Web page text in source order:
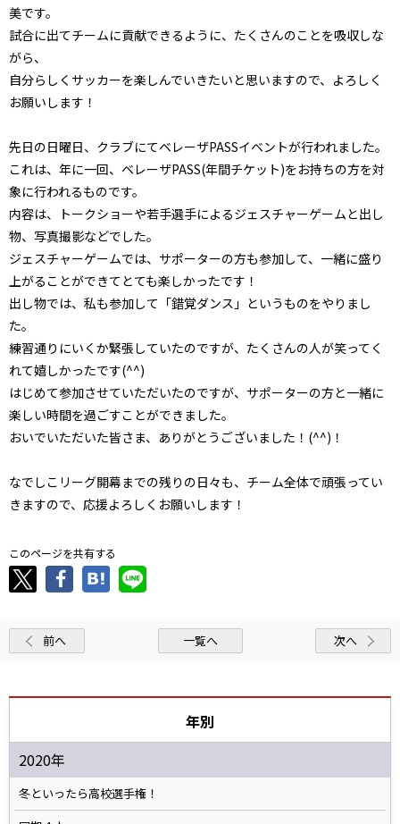
美です。
試合に出てチームに貢献できるように、たくさんのことを吸収しな
がら、
自分らしくサッカーを楽しんでいきたいと思いますので、よろしく
お願いします！
先日の日曜日、クラブにてベレーザPASSイベントが行われました。
これは、年に一回、ベレーザPASS(年間チケット)をお持ちの方を対
象に行われるものです。
内容は、トークショーや若手選手によるジェスチャーゲームと出し
物、写真撮影などでした。
ジェスチャーゲームでは、サポーターの方も参加して、一緒に盛り
上がることができてとても楽しかったです！
出し物では、私も参加して「錯覚ダンス」というものをやりまし
た。
練習通りにいくか緊張していたのですが、たくさんの人が笑ってく
れて嬉しかったです(^^)
はじめて参加させていただいたのですが、サポーターの方と一緒に
楽しい時間を過ごすことができました。
おいでいただいた皆さま、ありがとうございました！(^^)！
なでしこリーグ開幕までの残りの日々も、チーム全体で頑張ってい
きますので、応援よろしくお願いします！
このページを共有する
前へ 一覧へ 次へ
年別
2020年
冬といったら高校選手権！